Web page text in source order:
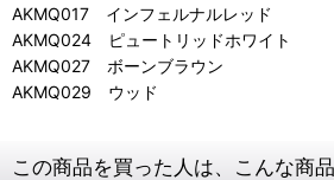
AKMQ017 インフェルナルレッド
AKMQ024 ピュートリッドホワイト
AKMQ027 ボーンブラウン
AKMQ029 ウッド
この商品を買った人は、こんな商